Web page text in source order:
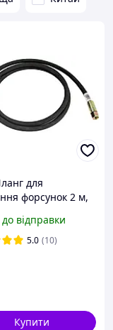
для
форсунок 2 м,
до відправки
5.0 (10)
Купити